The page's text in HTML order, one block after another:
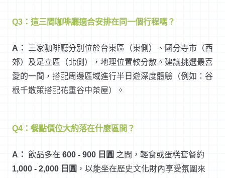
Q3：這三間咖啡廳適合安排在同一個行程嗎？
A：
三家咖啡廳分別位於台東區（東側）、國分寺市（西
郊）及足立區（北側），地理位置較分散。建議挑選最喜
愛的一間，搭配周邊區域進行半日遊深度體驗（例如：谷
根千散策搭配花重谷中茶屋）。
Q4：餐點價位大約落在什麼區間？
A： 飲品多在 600 - 900 日圓 之間，輕食或蛋糕套餐約
1,000 - 2,000 日圓 ，以能坐在歷史文化財內享受氛圍來